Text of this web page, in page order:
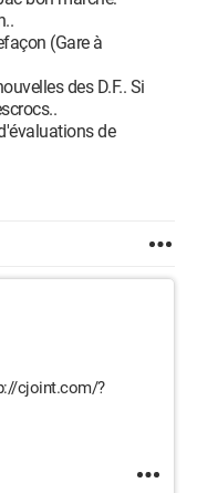
(Gare à
des D.F.. Si
de
cjoint.com/?